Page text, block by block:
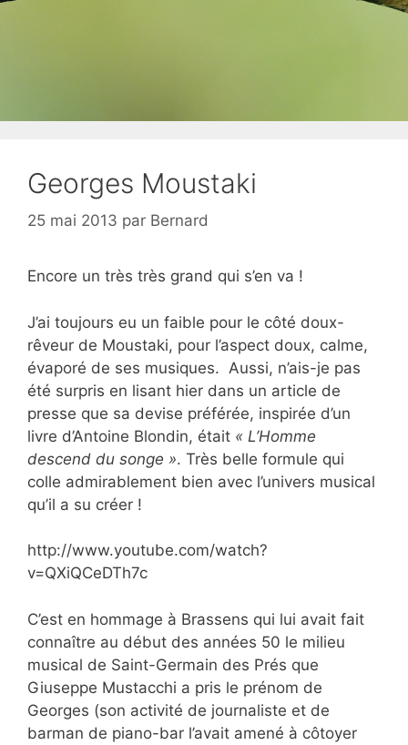
Georges Moustaki
25 mai 2013 par Bernard
Encore un très très grand qui s’en va !
J’ai toujours eu un faible pour le côté doux-
rêveur de Moustaki, pour l’aspect doux, calme,
évaporé de ses musiques. Aussi, n’ais-je pas
été surpris en lisant hier dans un article de
presse que sa devise préférée, inspirée d’un
livre d’Antoine Blondin, était « L’Homme
descend du songe ». Très belle formule qui
colle admirablement bien avec l’univers musical
qu’il a su créer !
http://www.youtube.com/watch?
v=QXiQCeDTh7c
C’est en hommage à Brassens qui lui avait fait
connaître au début des années 50 le milieu
musical de Saint-Germain des Prés que
Giuseppe Mustacchi a pris le prénom de
Georges (son activité de journaliste et de
barman de piano-bar l’avait amené à côtoyer